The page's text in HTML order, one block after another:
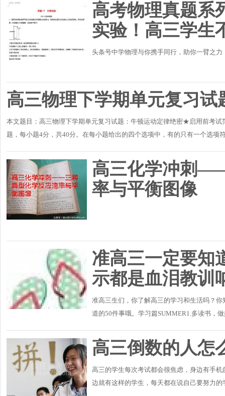
高考物理真题
实验！高三学生
头条号中学物理与你携手同行，助你一臂之力
高三物理下学期单元复习试
本文题目：高三物理下学期单元复习试题：牛顿运动定律绝密★启用前考
题，每小题4分，共40分。在每小题给出的四个选项中，有的只有一个选
高三化学冲刺
率与平衡图像
准高三一定要知
示都是血泪教
准高三生们，你了解高三的学习和生活吗？
道的50件事哦。学习篇SUMMER1.多读书，
高三倒数的人怎
高三的学生每次考试都会很焦虑，身边有手
边就有这样的学生，每天都在说自己要努力